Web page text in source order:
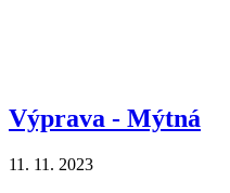
Výprava - Mýtná
11. 11. 2023